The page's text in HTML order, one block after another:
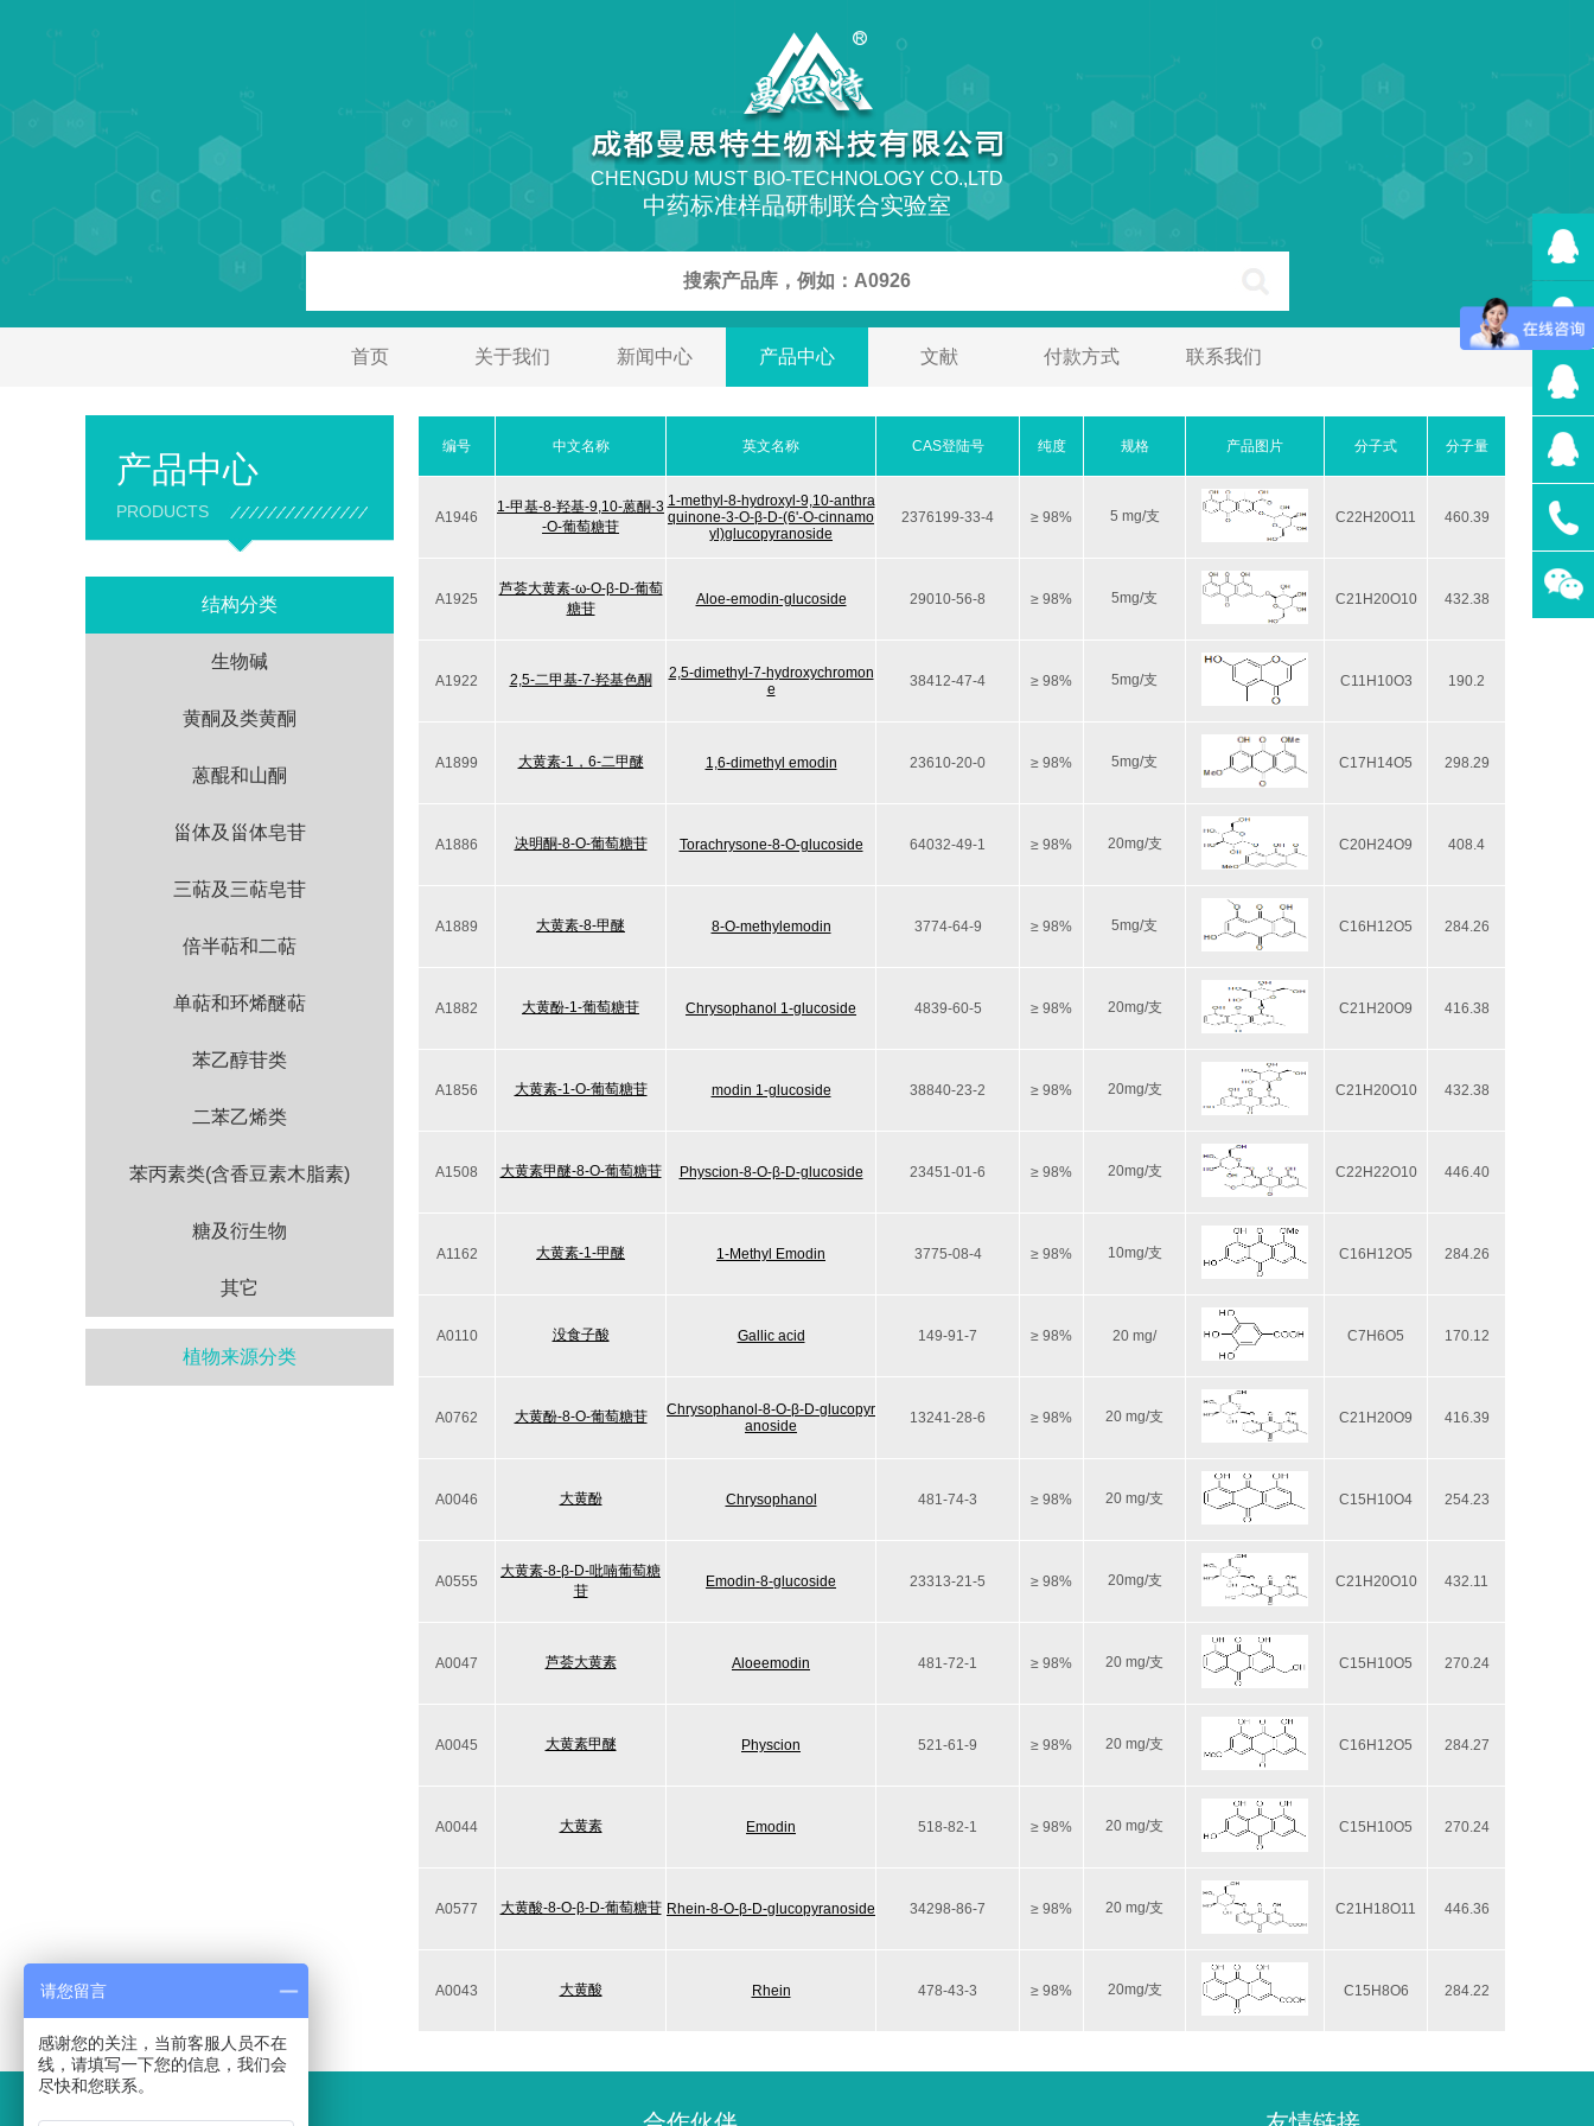
CHENGDU MUST BIO-TECHNOLOGY CO.,LTD
中药标准样品研制联合实验室
首页 关于我们 新闻中心 产品中心 文献 付款方式 联系我们
产品中心
PRODUCTS
结构分类
生物碱
黄酮及类黄酮
蒽醌和山酮
甾体及甾体皂苷
三萜及三萜皂苷
倍半萜和二萜
单萜和环烯醚萜
苯乙醇苷类
二苯乙烯类
苯丙素类(含香豆素木脂素)
糖及衍生物
其它
植物来源分类
编号 中文名称 英文名称 CAS登陆号 纯度 规格 产品图片 分子式 分子量
A1946
1-甲基-8-羟基-9,10-蒽酮-3
-O-葡萄糖苷
1-methyl-8-hydroxyl-9,10-anthra
quinone-3-O-β-D-(6'-O-cinnamo
yl)glucopyranoside
2376199-33-4 ≥ 98% 5 mg/支 C22H20O11 460.39
A1925
芦荟大黄素-ω-O-β-D-葡萄
糖苷
Aloe-emodin-glucoside 29010-56-8 ≥ 98% 5mg/支 C21H20O10 432.38
A1922 2,5-二甲基-7-羟基色酮
2,5-dimethyl-7-hydroxychromon
e
38412-47-4 ≥ 98% 5mg/支 C11H10O3 190.2
A1899 大黄素-1，6-二甲醚 1,6-dimethyl emodin 23610-20-0 ≥ 98% 5mg/支 C17H14O5 298.29
A1886 决明酮-8-O-葡萄糖苷 Torachrysone-8-O-glucoside 64032-49-1 ≥ 98% 20mg/支 C20H24O9 408.4
A1889 大黄素-8-甲醚 8-O-methylemodin 3774-64-9 ≥ 98% 5mg/支 C16H12O5 284.26
A1882 大黄酚-1-葡萄糖苷 Chrysophanol 1-glucoside 4839-60-5 ≥ 98% 20mg/支 C21H20O9 416.38
A1856 大黄素-1-O-葡萄糖苷 modin 1-glucoside 38840-23-2 ≥ 98% 20mg/支 C21H20O10 432.38
A1508 大黄素甲醚-8-O-葡萄糖苷 Physcion-8-O-β-D-glucoside 23451-01-6 ≥ 98% 20mg/支 C22H22O10 446.40
A1162 大黄素-1-甲醚 1-Methyl Emodin 3775-08-4 ≥ 98% 10mg/支 C16H12O5 284.26
A0110 没食子酸 Gallic acid 149-91-7 ≥ 98% 20 mg/ C7H6O5 170.12
A0762 大黄酚-8-O-葡萄糖苷
Chrysophanol-8-O-β-D-glucopyr
anoside
13241-28-6 ≥ 98% 20 mg/支 C21H20O9 416.39
A0046 大黄酚 Chrysophanol 481-74-3 ≥ 98% 20 mg/支 C15H10O4 254.23
A0555
大黄素-8-β-D-吡喃葡萄糖
苷
Emodin-8-glucoside 23313-21-5 ≥ 98% 20mg/支 C21H20O10 432.11
A0047 芦荟大黄素 Aloeemodin 481-72-1 ≥ 98% 20 mg/支 C15H10O5 270.24
A0045 大黄素甲醚 Physcion 521-61-9 ≥ 98% 20 mg/支 C16H12O5 284.27
A0044 大黄素 Emodin 518-82-1 ≥ 98% 20 mg/支 C15H10O5 270.24
A0577 大黄酸-8-O-β-D-葡萄糖苷 Rhein-8-O-β-D-glucopyranoside 34298-86-7 ≥ 98% 20 mg/支 C21H18O11 446.36
A0043 大黄酸 Rhein 478-43-3 ≥ 98% 20mg/支 C15H8O6 284.22
请您留言
感谢您的关注，当前客服人员不在
线，请填写一下您的信息，我们会
尽快和您联系。